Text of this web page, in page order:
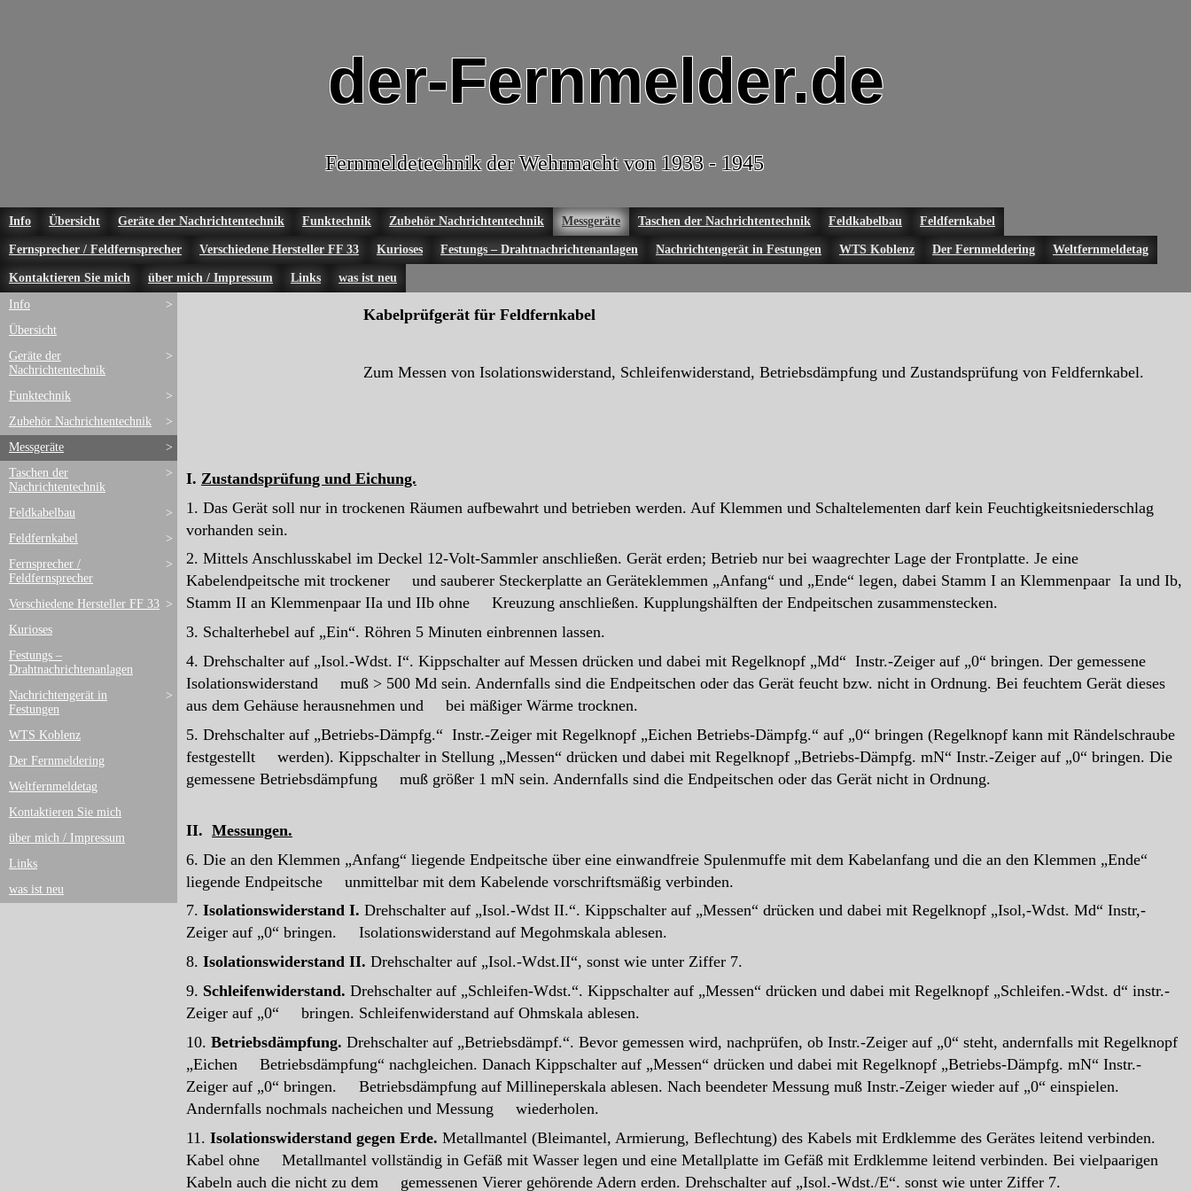
der-Fernmelder.de
Fernmeldetechnik der Wehrmacht von 1933 - 1945
Info Übersicht Geräte der Nachrichtentechnik Funktechnik Zubehör Nachrichtentechnik Messgeräte Taschen der Nachrichtentechnik Feldkabelbau Feldfernkabel
Fernsprecher / Feldfernsprecher Verschiedene Hersteller FF 33 Kurioses Festungs – Drahtnachrichtenanlagen Nachrichtengerät in Festungen WTS Koblenz Der Fernmeldering Weltfernmeldetag
Kontaktieren Sie mich über mich / Impressum Links
was ist neu
>
Info
Übersicht
>
Geräte der
Nachrichtentechnik
>
Funktechnik
>
Zubehör Nachrichtentechnik
>
Messgeräte
>
Taschen der
Nachrichtentechnik
>
Feldkabelbau
>
Feldfernkabel
>
Fernsprecher /
Feldfernsprecher
>
Verschiedene Hersteller FF 33
Kurioses
Festungs –
Drahtnachrichtenanlagen
>
Nachrichtengerät in
Festungen
WTS Koblenz
Der Fernmeldering
Weltfernmeldetag
Kontaktieren Sie mich
über mich / Impressum
Links
was ist neu
Kabelprüfgerät für Feldfernkabel
Zum Messen von Isolationswiderstand, Schleifenwiderstand, Betriebsdämpfung und Zustandsprüfung von Feldfernkabel.
I. Zustandsprüfung und Eichung.
1. Das Gerät soll nur in trockenen Räumen aufbewahrt und betrieben werden. Auf Klemmen und Schaltelementen darf kein Feuchtigkeitsniederschlag
vorhanden sein.
2. Mittels Anschlusskabel im Deckel 12-Volt-Sammler anschließen. Gerät erden; Betrieb nur bei waagrechter Lage der Frontplatte. Je eine
Kabelendpeitsche mit trockener und sauberer Steckerplatte an Geräteklemmen „Anfang“ und „Ende“ legen, dabei Stamm I an Klemmenpaar Ia und Ib,
Stamm II an Klemmenpaar IIa und IIb ohne Kreuzung anschließen. Kupplungshälften der Endpeitschen zusammenstecken.
3. Schalterhebel auf „Ein“. Röhren 5 Minuten einbrennen lassen.
4. Drehschalter auf „Isol.-Wdst. I“. Kippschalter auf Messen drücken und dabei mit Regelknopf „Md“ Instr.-Zeiger auf „0“ bringen. Der gemessene
Isolationswiderstand muß > 500 Md sein. Andernfalls sind die Endpeitschen oder das Gerät feucht bzw. nicht in Ordnung. Bei feuchtem Gerät dieses
aus dem Gehäuse herausnehmen und bei mäßiger Wärme trocknen.
5. Drehschalter auf „Betriebs-Dämpfg.“ Instr.-Zeiger mit Regelknopf „Eichen Betriebs-Dämpfg.“ auf „0“ bringen (Regelknopf kann mit Rändelschraube
festgestellt werden). Kippschalter in Stellung „Messen“ drücken und dabei mit Regelknopf „Betriebs-Dämpfg. mN“ Instr.-Zeiger auf „0“ bringen. Die
gemessene Betriebsdämpfung muß größer 1 mN sein. Andernfalls sind die Endpeitschen oder das Gerät nicht in Ordnung.
II. Messungen.
6. Die an den Klemmen „Anfang“ liegende Endpeitsche über eine einwandfreie Spulenmuffe mit dem Kabelanfang und die an den Klemmen „Ende“
liegende Endpeitsche unmittelbar mit dem Kabelende vorschriftsmäßig verbinden.
7. Isolationswiderstand I. Drehschalter auf „Isol.-Wdst II.“. Kippschalter auf „Messen“ drücken und dabei mit Regelknopf „Isol,-Wdst. Md“ Instr,-
Zeiger auf „0“ bringen. Isolationswiderstand auf Megohmskala ablesen.
8. Isolationswiderstand II. Drehschalter auf „Isol.-Wdst.II“, sonst wie unter Ziffer 7.
9. Schleifenwiderstand. Drehschalter auf „Schleifen-Wdst.“. Kippschalter auf „Messen“ drücken und dabei mit Regelknopf „Schleifen.-Wdst. d“ instr.-
Zeiger auf „0“ bringen. Schleifenwiderstand auf Ohmskala ablesen.
10. Betriebsdämpfung. Drehschalter auf „Betriebsdämpf.“. Bevor gemessen wird, nachprüfen, ob Instr.-Zeiger auf „0“ steht, andernfalls mit Regelknopf
„Eichen Betriebsdämpfung“ nachgleichen. Danach Kippschalter auf „Messen“ drücken und dabei mit Regelknopf „Betriebs-Dämpfg. mN“ Instr.-
Zeiger auf „0“ bringen. Betriebsdämpfung auf Millineperskala ablesen. Nach beendeter Messung muß Instr.-Zeiger wieder auf „0“ einspielen.
Andernfalls nochmals nacheichen und Messung wiederholen.
11. Isolationswiderstand gegen Erde. Metallmantel (Bleimantel, Armierung, Beflechtung) des Kabels mit Erdklemme des Gerätes leitend verbinden.
Kabel ohne Metallmantel vollständig in Gefäß mit Wasser legen und eine Metallplatte im Gefäß mit Erdklemme leitend verbinden. Bei vielpaarigen
Kabeln auch die nicht zu dem gemessenen Vierer gehörende Adern erden. Drehschalter auf „Isol.-Wdst./E“. sonst wie unter Ziffer 7.